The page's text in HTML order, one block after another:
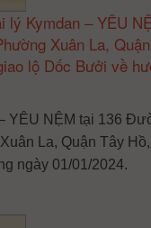
lý Kymdan – YÊU
Xuân La,
lộ Dốc Bưởi về
YÊU NỆM tại 136
La, Quận Tây
ngày 01/01/2024.